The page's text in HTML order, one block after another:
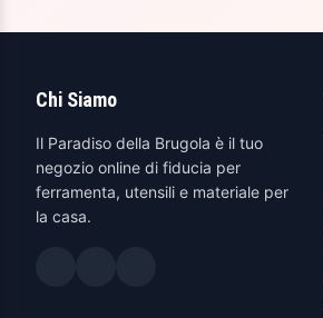
Chi Siamo
Il Paradiso della Brugola è il tuo
negozio online di fiducia per
ferramenta, utensili e materiale per
la casa.